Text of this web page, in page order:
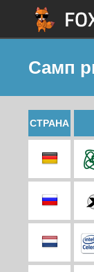
Самп
СТРАНА